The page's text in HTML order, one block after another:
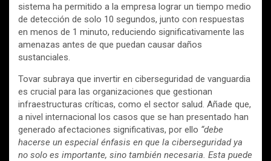
sistema ha permitido a la empresa lograr un tiempo medio
de detección de solo 10 segundos, junto con respuestas
en menos de 1 minuto, reduciendo significativamente las
amenazas antes de que puedan causar daños
sustanciales.
Tovar subraya que invertir en ciberseguridad de vanguardia
es crucial para las organizaciones que gestionan
infraestructuras críticas, como el sector salud. Añade que,
a nivel internacional los casos que se han presentado han
generado afectaciones significativas, por ello “debe
hacerse un especial énfasis en que la ciberseguridad ya
no solo es importante, sino también necesaria. Esta puede